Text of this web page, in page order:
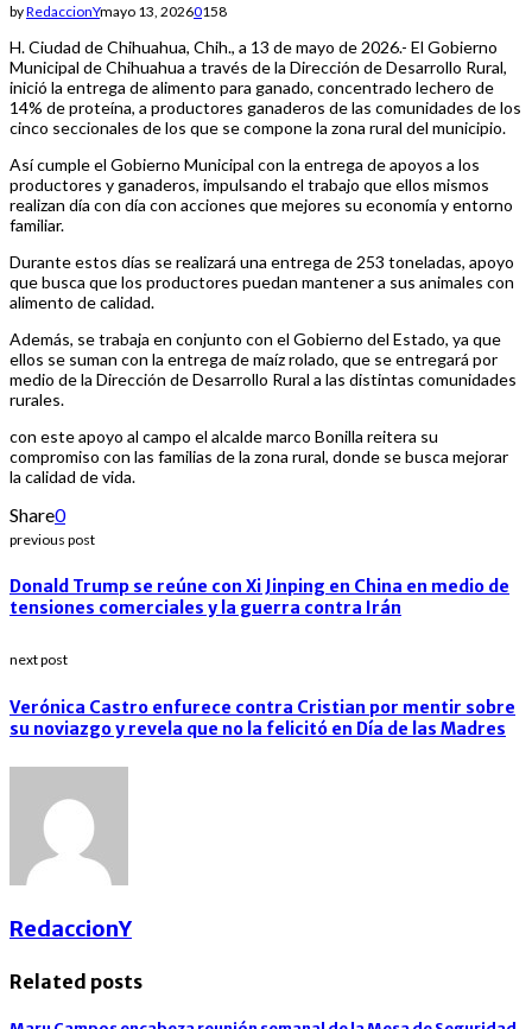
byRedaccionYmayo 13, 20260158
H. Ciudad de Chihuahua, Chih., a 13 de mayo de 2026.- El Gobierno
Municipal de Chihuahua a través de la Dirección de Desarrollo Rural,
inició la entrega de alimento para ganado, concentrado lechero de
14% de proteína, a productores ganaderos de las comunidades de los
cinco seccionales de los que se compone la zona rural del municipio.
Así cumple el Gobierno Municipal con la entrega de apoyos a los
productores y ganaderos, impulsando el trabajo que ellos mismos
realizan día con día con acciones que mejores su economía y entorno
familiar.
Durante estos días se realizará una entrega de 253 toneladas, apoyo
que busca que los productores puedan mantener a sus animales con
alimento de calidad.
Además, se trabaja en conjunto con el Gobierno del Estado, ya que
ellos se suman con la entrega de maíz rolado, que se entregará por
medio de la Dirección de Desarrollo Rural a las distintas comunidades
rurales.
con este apoyo al campo el alcalde marco Bonilla reitera su
compromiso con las familias de la zona rural, donde se busca mejorar
la calidad de vida.
Share0
previous post
Donald Trump se reúne con Xi Jinping en China en medio de
tensiones comerciales y la guerra contra Irán
next post
Verónica Castro enfurece contra Cristian por mentir sobre
su noviazgo y revela que no la felicitó en Día de las Madres
RedaccionY
Related posts